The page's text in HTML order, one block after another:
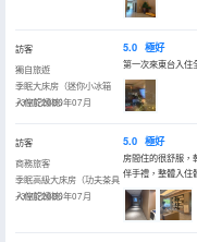
訪客
獨自旅遊
季眠大床房（迷你小冰箱
+3M記憶枕）
入住於2026年07月
5.0 極好
第一次來東台入住
訪客
商務旅客
季眠高級大床房（功夫茶具
+3M記憶枕）
入住於2026年07月
5.0 極好
房間住的很舒服，
伴手禮，整體入住